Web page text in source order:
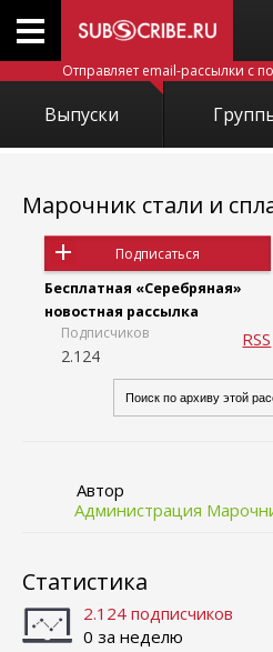
Отправляет email-рассылки с
Выпуски
Марочник стали и
Подписаться
Бесплатная «Серебряная»
новостная рассылка
Подписчиков
2.124
RSS
Автор
Администрация
Статистика
2.124 подписчиков
0 за неделю